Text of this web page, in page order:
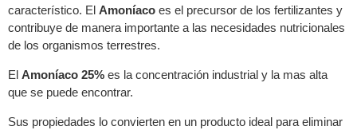
característico. El Amoníaco es el precursor de los fertilizantes y
contribuye de manera importante a las necesidades nutricionales
de los organismos terrestres.
El Amoníaco 25% es la concentración industrial y la mas alta
que se puede encontrar.
Sus propiedades lo convierten en un producto ideal para eliminar